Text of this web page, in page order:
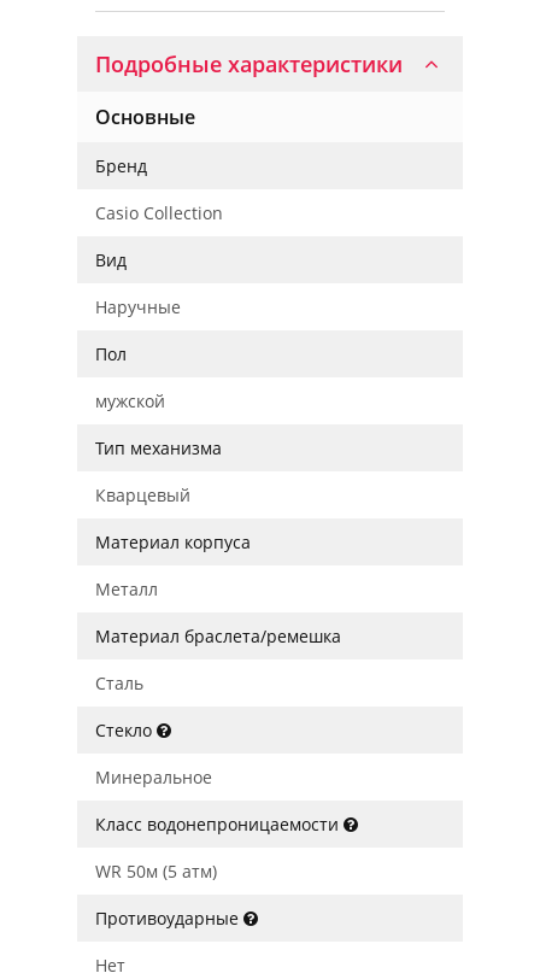
Подробные характеристики
Основные
Бренд
Casio Collection
Вид
Наручные
Пол
мужской
Тип механизма
Кварцевый
Материал корпуса
Металл
Материал браслета/ремешка
Сталь
Стекло
Минеральное
Класс водонепроницаемости
WR 50м (5 атм)
Противоударные
Нет